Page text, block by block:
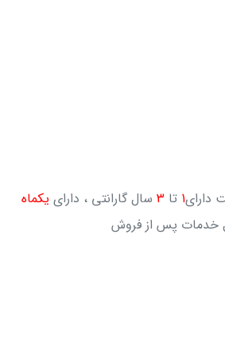
دارای1 تا 3 سال گارانتی ، دارای یکماه
خدمات پس از فروش